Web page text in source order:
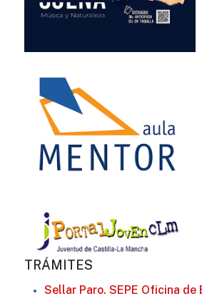
TRÁMITES
Sellar Paro. SEPE Oficina de